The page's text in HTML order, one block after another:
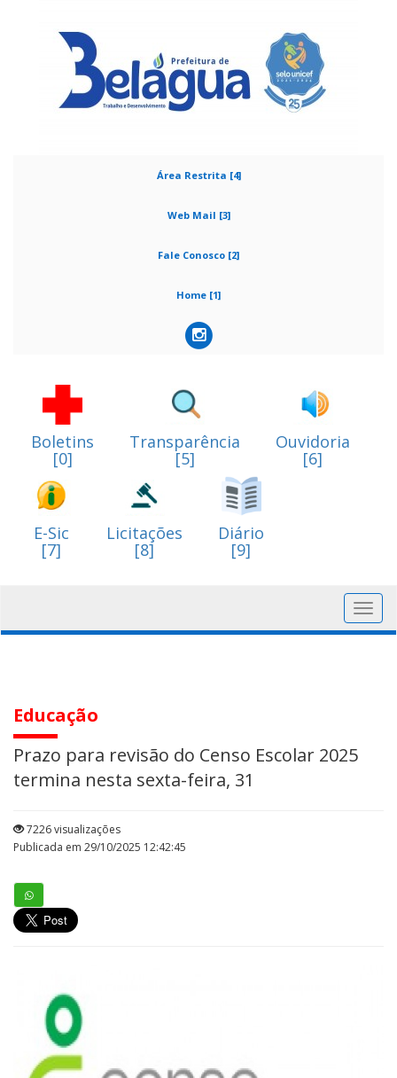
Área Restrita [4]
Web Mail [3]
Fale Conosco [2]
Home [1]
Boletins
[0]
Transparência
[5]
Ouvidoria
[6]
E-Sic
[7]
Licitações
[8]
Diário
[9]
Educação
Prazo para revisão do Censo Escolar 2025
termina nesta sexta-feira, 31
7226 visualizações
Publicada em 29/10/2025 12:42:45